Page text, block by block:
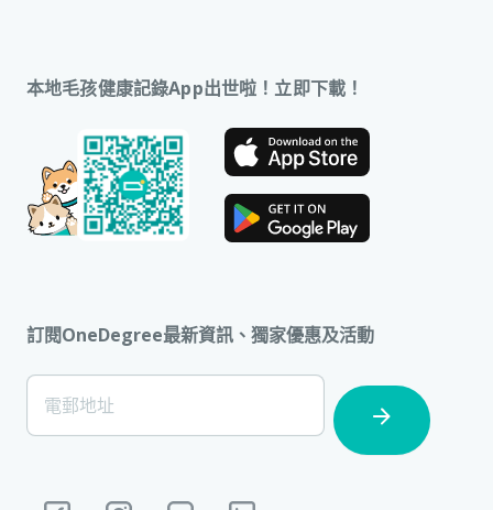
本地毛孩健康記錄App出世啦！立即下載！
訂閱OneDegree最新資訊、獨家優惠及活動
[Footer]
Subscription
電郵地址